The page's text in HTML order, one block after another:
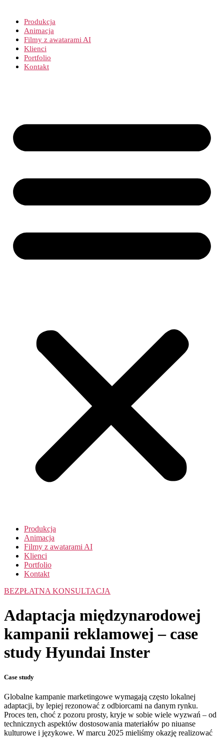
Produkcja
Animacja
Filmy z awatarami AI
Klienci
Portfolio
Kontakt
Produkcja
Animacja
Filmy z awatarami AI
Klienci
Portfolio
Kontakt
BEZPŁATNA KONSULTACJA
Adaptacja międzynarodowej
kampanii reklamowej – case
study Hyundai Inster
Case study
Globalne kampanie marketingowe wymagają często lokalnej
adaptacji, by lepiej rezonować z odbiorcami na danym rynku.
Proces ten, choć z pozoru prosty, kryje w sobie wiele wyzwań – od
technicznych aspektów dostosowania materiałów po niuanse
kulturowe i językowe. W marcu 2025 mieliśmy okazję realizować